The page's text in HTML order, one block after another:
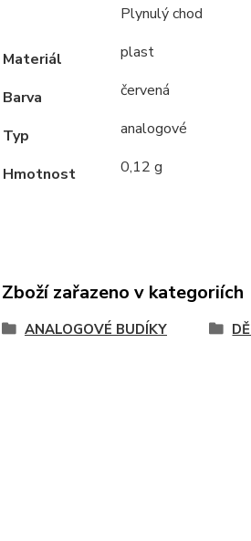
Plynulý chod
Materiál plast
Barva červená
Typ analogové
Hmotnost 0,12 g
Zboží zařazeno v kategoriích
ANALOGOVÉ BUDÍKY